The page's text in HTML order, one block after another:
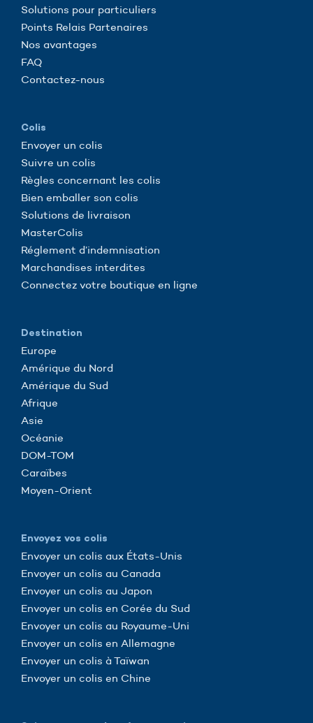
Solutions pour particuliers
Points Relais Partenaires
Nos avantages
FAQ
Contactez-nous
Colis
Envoyer un colis
Suivre un colis
Règles concernant les colis
Bien emballer son colis
Solutions de livraison
MasterColis
Réglement d’indemnisation
Marchandises interdites
Connectez votre boutique en ligne
Destination
Europe
Amérique du Nord
Amérique du Sud
Afrique
Asie
Océanie
DOM-TOM
Caraïbes
Moyen-Orient
Envoyez vos colis
Envoyer un colis aux États-Unis
Envoyer un colis au Canada
Envoyer un colis au Japon
Envoyer un colis en Corée du Sud
Envoyer un colis au Royaume-Uni
Envoyer un colis en Allemagne
Envoyer un colis à Taïwan
Envoyer un colis en Chine